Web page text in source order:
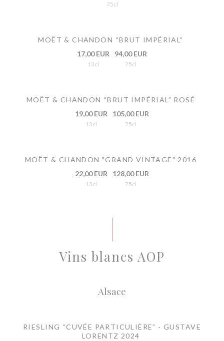
75cl
MOËT & CHANDON “BRUT IMPÉRIAL”
17,00 EUR
13cl
94,00 EUR
75cl
MOËT & CHANDON “BRUT IMPÉRIAL” ROSÉ
19,00 EUR
13cl
105,00 EUR
75cl
MOËT & CHANDON "GRAND VINTAGE" 2016
22,00 EUR
13cl
128,00 EUR
75cl
Vins blancs AOP
Alsace
RIESLING “CUVÉE PARTICULIÈRE” - GUSTAVE
LORENTZ 2024